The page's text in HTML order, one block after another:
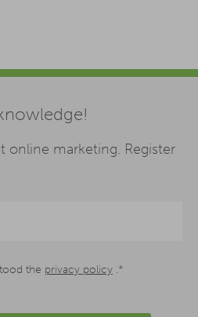
online marketing. Register
the privacy policy .*